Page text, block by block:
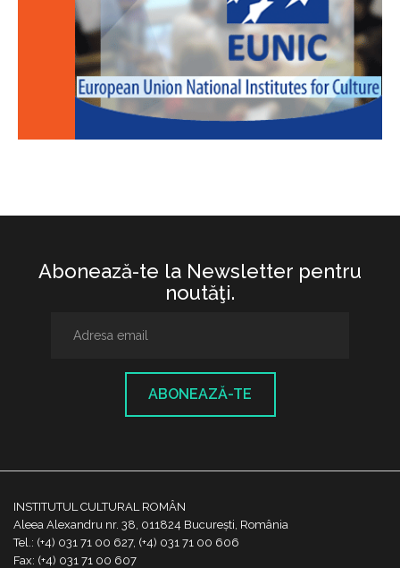
Abonează-te la Newsletter pentru
noutăţi.
ABONEAZĂ-TE
INSTITUTUL CULTURAL ROMÂN
Aleea Alexandru nr. 38, 011824 București, România
Tel.: (+4) 031 71 00 627, (+4) 031 71 00 606
Fax: (+4) 031 71 00 607